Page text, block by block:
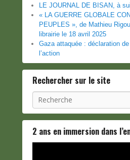
LE JOURNAL DE BISAN, à
« LA GUERRE GLOBALE
PEUPLES », de Mathieu
librairie le 18 avril 2025
Gaza attaquée : déclaration
l’action
Rechercher sur le site
Recherche
2 ans en immersion dans